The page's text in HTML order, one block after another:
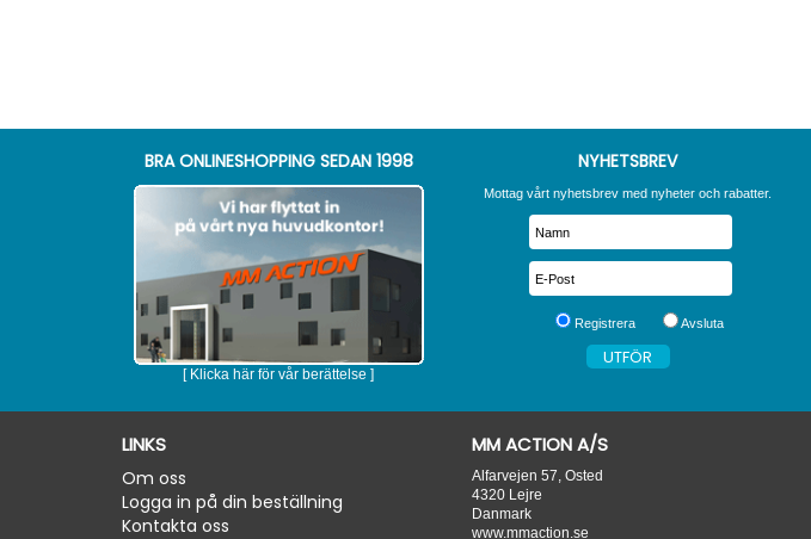
BRA ONLINESHOPPING SEDAN 1998
[ Klicka här för vår berättelse ]
NYHETSBREV
Mottag vårt nyhetsbrev med nyheter och rabatter.
Registrera Avsluta
LINKS
Om oss
Logga in på din beställning
Kontakta oss
MM ACTION A/S
Alfarvejen 57, Osted
4320 Lejre
Danmark
www.mmaction.se